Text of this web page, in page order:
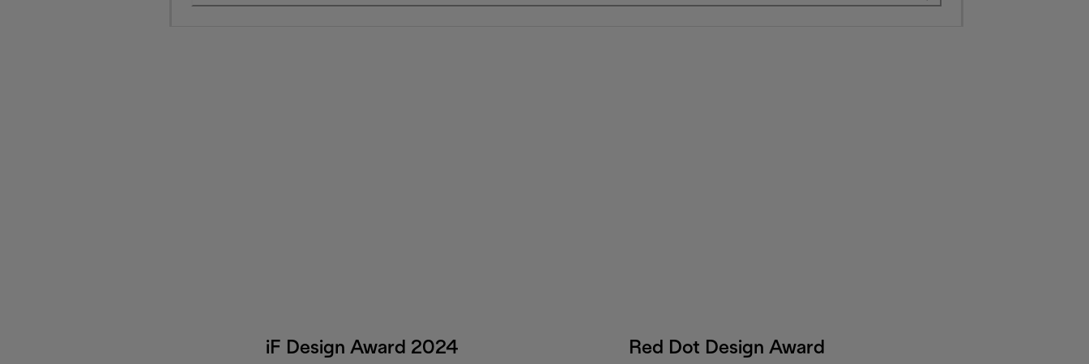
iF Design Award 2024 Red Dot Design Award